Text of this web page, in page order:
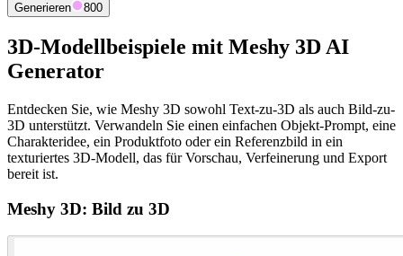
Generieren 800
3D-Modellbeispiele mit Meshy 3D AI
Generator
Entdecken Sie, wie Meshy 3D sowohl Text-zu-3D als auch Bild-zu-
3D unterstützt. Verwandeln Sie einen einfachen Objekt-Prompt, eine
Charakteridee, ein Produktfoto oder ein Referenzbild in ein
texturiertes 3D-Modell, das für Vorschau, Verfeinerung und Export
bereit ist.
Meshy 3D: Bild zu 3D